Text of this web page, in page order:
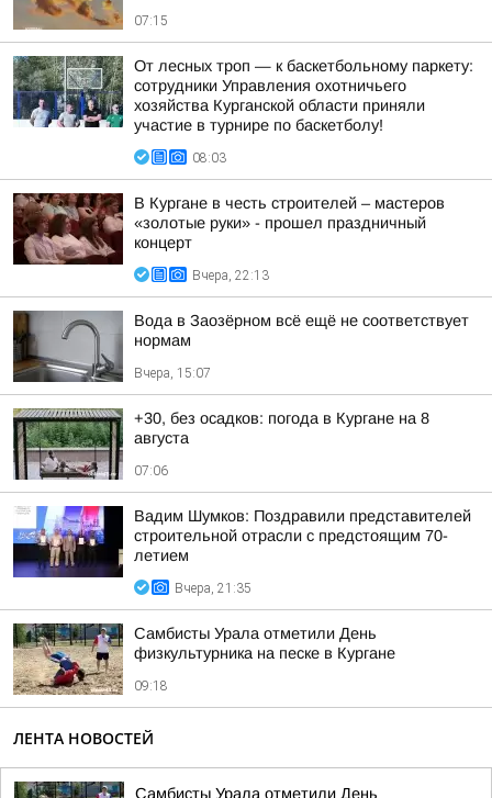
07:15
От лесных троп — к баскетбольному паркету:
сотрудники Управления охотничьего
хозяйства Курганской области приняли
участие в турнире по баскетболу!
08:03
В Кургане в честь строителей – мастеров
«золотые руки» - прошел праздничный
концерт
Вчера, 22:13
Вода в Заозёрном всё ещё не соответствует
нормам
Вчера, 15:07
+30, без осадков: погода в Кургане на 8
августа
07:06
Вадим Шумков: Поздравили представителей
строительной отрасли с предстоящим 70-
летием
Вчера, 21:35
Самбисты Урала отметили День
физкультурника на песке в Кургане
09:18
ЛЕНТА НОВОСТЕЙ
Самбисты Урала отметили День